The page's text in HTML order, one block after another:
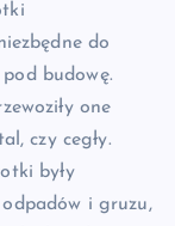
do
budowę.
one
czy cegły.
były
i gruzu,